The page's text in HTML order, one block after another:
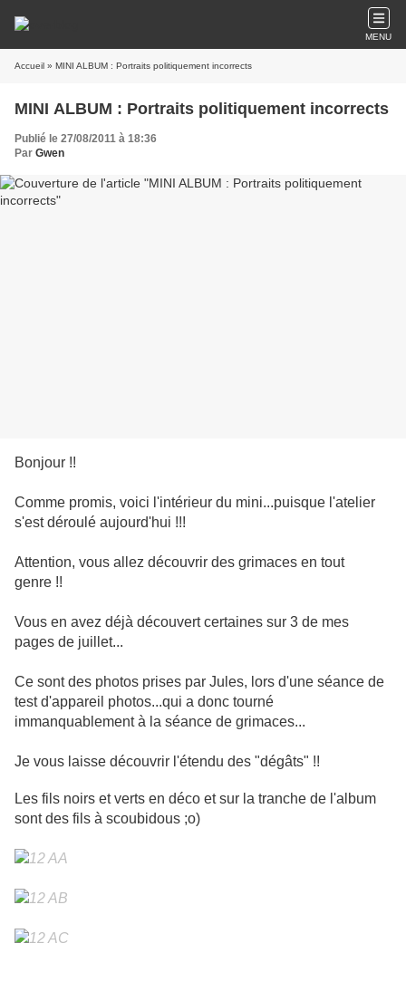
MENU
Accueil » MINI ALBUM : Portraits politiquement incorrects
MINI ALBUM : Portraits politiquement incorrects
Publié le 27/08/2011 à 18:36
Par Gwen
Bonjour !!
Comme promis, voici l'intérieur du mini...puisque l'atelier
s'est déroulé aujourd'hui !!!
Attention, vous allez découvrir des grimaces en tout
genre !!
Vous en avez déjà découvert certaines sur 3 de mes
pages de juillet...
Ce sont des photos prises par Jules, lors d'une séance de
test d'appareil photos...qui a donc tourné
immanquablement à la séance de grimaces...
Je vous laisse découvrir l'étendu des "dégâts" !!
Les fils noirs et verts en déco et sur la tranche de l'album
sont des fils à scoubidous ;o)